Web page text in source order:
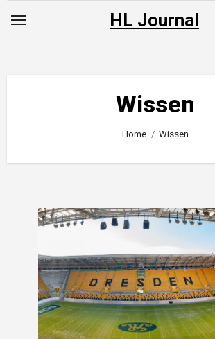
HL Journal
Wissen
Home Wissen